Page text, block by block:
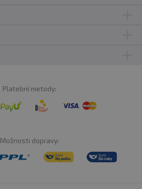
Platební metody:
Možnosti dopravy: